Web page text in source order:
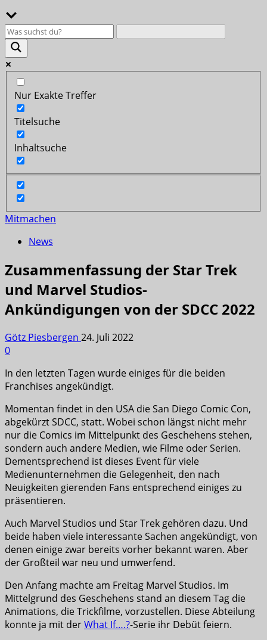
Nur Exakte Treffer
Titelsuche
Inhaltsuche
Mitmachen
News
Zusammenfassung der Star Trek
und Marvel Studios-
Ankündigungen von der SDCC 2022
Götz Piesbergen 24. Juli 2022
0
In den letzten Tagen wurde einiges für die beiden
Franchises angekündigt.
Momentan findet in den USA die San Diego Comic Con,
abgekürzt SDCC, statt. Wobei schon längst nicht mehr
nur die Comics im Mittelpunkt des Geschehens stehen,
sondern auch andere Medien, wie Filme oder Serien.
Dementsprechend ist dieses Event für viele
Medienunternehmen die Gelegenheit, den nach
Neuigkeiten gierenden Fans entsprechend einiges zu
präsentieren.
Auch Marvel Studios und Star Trek gehören dazu. Und
beide haben viele interessante Sachen angekündigt, von
denen einige zwar bereits vorher bekannt waren. Aber
der Großteil war neu und umwerfend.
Den Anfang machte am Freitag Marvel Studios. Im
Mittelgrund des Geschehens stand an diesem Tag die
Animations, die Trickfilme, vorzustellen. Diese Abteilung
konnte ja mit derWhat If….?-Serie ihr Debüt feiern.